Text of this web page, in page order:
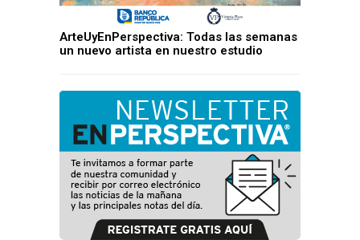
ArteUyEnPerspectiva: Todas las semanas
un nuevo artista en nuestro estudio